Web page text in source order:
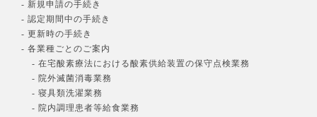
- 新規申請の手続き
- 認定期間中の手続き
- 更新時の手続き
- 各業種ごとのご案内
- 在宅酸素療法における酸素供給装置の保守点検業務
- 院外滅菌消毒業務
- 寝具類洗濯業務
- 院内調理患者等給食業務